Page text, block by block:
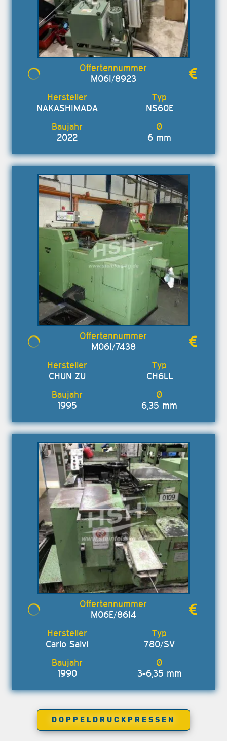
M06I/8923
NAKASHIMADA NS60E
2022 6 mm
M06I/7438
CHUN ZU CH6LL
1995 6,35 mm
M06E/8614
Carlo Salvi 780/SV
1990 3-6,35 mm
DOPPELDRUCKPRESSEN